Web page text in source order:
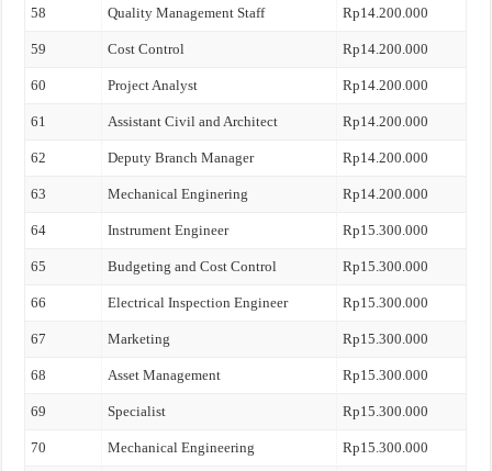
58 Quality Management Staff Rp14.200.000
59 Cost Control Rp14.200.000
60 Project Analyst Rp14.200.000
61 Assistant Civil and Architect Rp14.200.000
62 Deputy Branch Manager Rp14.200.000
63 Mechanical Enginering Rp14.200.000
64 Instrument Engineer Rp15.300.000
65 Budgeting and Cost Control Rp15.300.000
66 Electrical Inspection Engineer Rp15.300.000
67 Marketing Rp15.300.000
68 Asset Management Rp15.300.000
69 Specialist Rp15.300.000
70 Mechanical Engineering Rp15.300.000